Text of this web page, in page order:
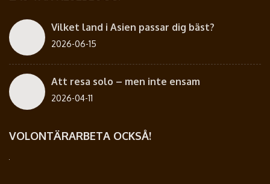
Vilket land i Asien passar dig bäst?
2026-06-15
Att resa solo – men inte ensam
2026-04-11
VOLONTÄRARBETA OCKSÅ!